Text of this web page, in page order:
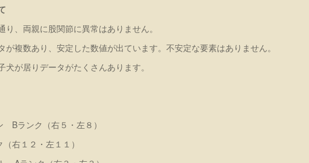
り、両親に股関節に異常はありません。
が複数あり、安定した数値が出ています。不安定な要素はありません。
犬が居りデータがたくさんあります。
ンク（右５・左８）
１２・左１１）